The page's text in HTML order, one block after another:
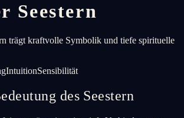
Seestern
trägt kraftvolle Symbolik und tiefe spirituelle
IntuitionSensibilität
des Seestern